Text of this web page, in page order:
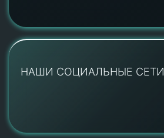
НАШИ СОЦИАЛЬНЫЕ СЕТИ